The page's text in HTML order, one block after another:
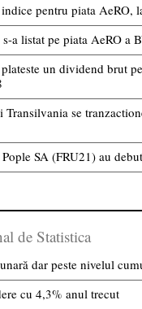
pentru piata AeRO,
a listat pe piata AeRO a
un dividend brut
se
SA (FRU21) au
de Statistica
dar peste nivelul
cu 4,3% anul trecut